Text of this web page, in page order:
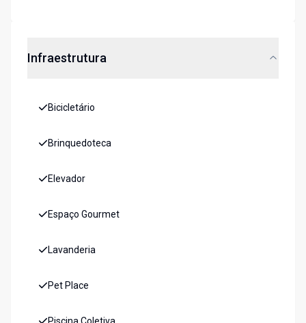
Infraestrutura
Bicicletário
Brinquedoteca
Elevador
Espaço Gourmet
Lavanderia
Pet Place